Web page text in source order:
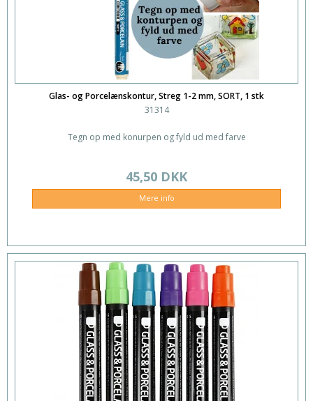
Glas- og Porcelænskontur, Streg 1-2 mm, SORT, 1 stk
31314
Tegn op med konurpen og fyld ud med farve
45,50 DKK
Mere info